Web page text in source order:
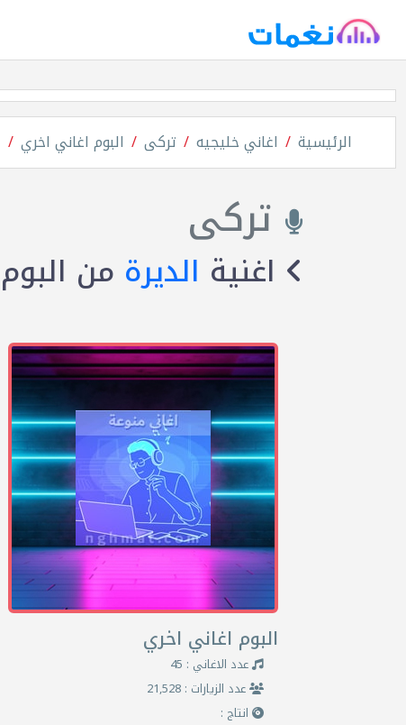
الرئيسية اغاني خليجيه تركى البوم اغاني اخري
تركى
اغنية الديرة من البوم
البوم اغاني اخري
عدد الاغاني : 45
عدد الزيارات : 21,528
انتاج :